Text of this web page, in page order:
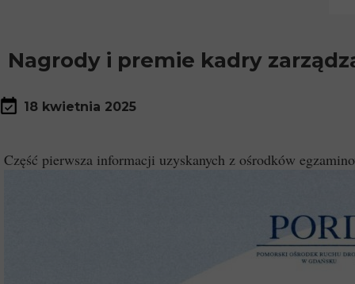
18 kwietnia 2025
Część pierwsza informacji uzyskanych z ośrodków
Nagrody i premie kadry